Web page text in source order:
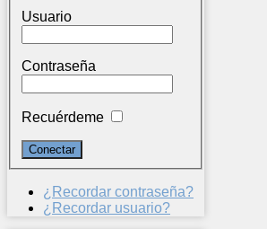
Usuario
Contraseña
Recuérdeme
¿Recordar contraseña?
¿Recordar usuario?